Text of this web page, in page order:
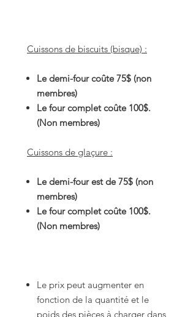
Cuissons de biscuits (bisque) :
Le demi-four coûte 75$ (non
membres)
Le four complet coûte 100$.
(Non membres)
Cuissons de glaçure :
Le demi-four est de 75$ (non
membres)
Le four complet coûte 100$.
(Non membres)
Le prix peut augmenter en
fonction de la quantité et le
poids des pièces à charger dans